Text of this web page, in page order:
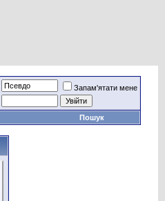
Запам'ятати мене
Пошук